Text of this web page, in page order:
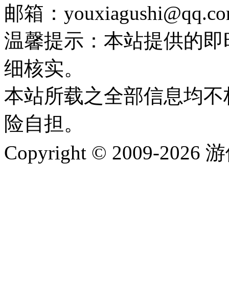
邮箱：
温馨提示：本站提供的
细核实。
本站所载之全部信息均
险自担。
Copyright © 2009-2026